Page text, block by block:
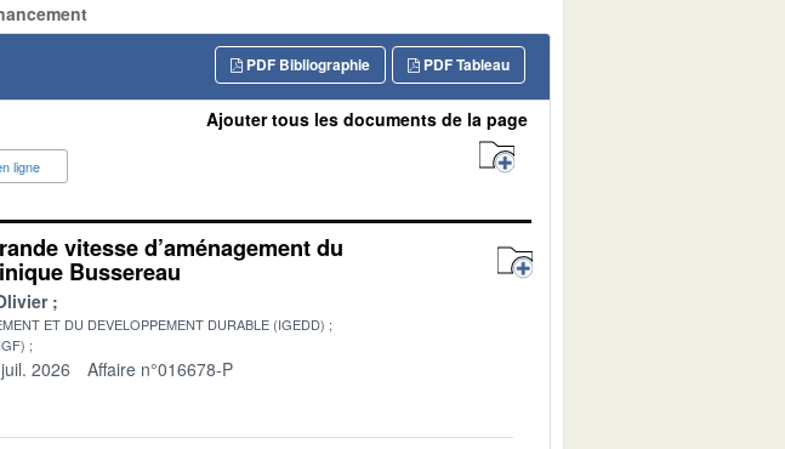
PDF Tableau
PDF Bibliographie
ligne
Ajouter tous les documents de la page
vitesse d’aménagement du
Bussereau
ET DU DEVELOPPEMENT DURABLE (IGEDD)
2026 Affaire n°016678-P